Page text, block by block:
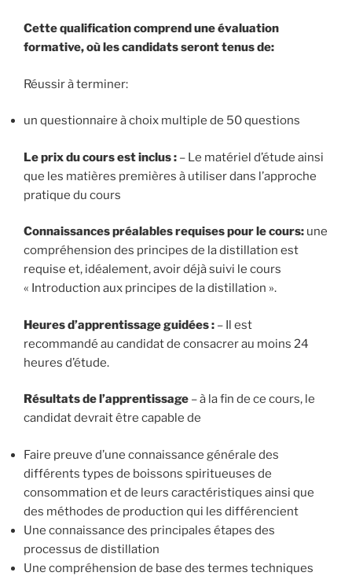
Cette qualification comprend une évaluation
formative, où les candidats seront tenus de:
Réussir à terminer:
un questionnaire à choix multiple de 50 questions
Le prix du cours est inclus : – Le matériel d’étude ainsi
que les matières premières à utiliser dans l’approche
pratique du cours
Connaissances préalables requises pour le cours: une
compréhension des principes de la distillation est
requise et, idéalement, avoir déjà suivi le cours
« Introduction aux principes de la distillation ».
Heures d’apprentissage guidées : – Il est
recommandé au candidat de consacrer au moins 24
heures d’étude.
Résultats de l’apprentissage – à la fin de ce cours, le
candidat devrait être capable de
Faire preuve d’une connaissance générale des
différents types de boissons spiritueuses de
consommation et de leurs caractéristiques ainsi que
des méthodes de production qui les différencient
Une connaissance des principales étapes des
processus de distillation
Une compréhension de base des termes techniques